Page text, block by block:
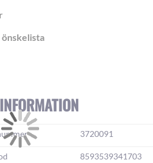
önskelista
3720091
8593539341703